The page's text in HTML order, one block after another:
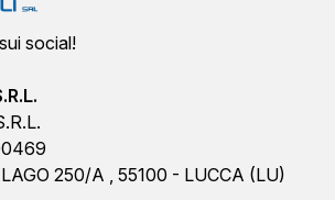
social!
250/A , 55100 - LUCCA (LU)